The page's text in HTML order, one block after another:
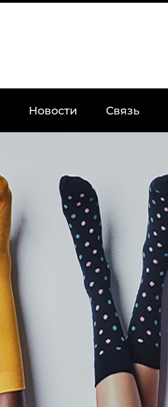
Новости Связь